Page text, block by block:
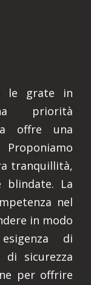
le grate in
priorità
offre una
tranquillità,
blindate. La
nel
in modo
di
di sicurezza
per offrire